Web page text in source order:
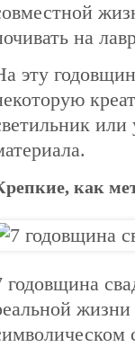
на
эту
как
годовщина
жизни